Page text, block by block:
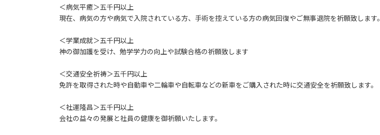
＜病気平癒＞五千円以上
現在、病気の方や病気で入院されている方、手術を控えている方の病気回復やご無事退院を祈願致します。
＜学業成就＞五千円以上
神の御加護を受け、勉学学力の向上や試験合格の祈願致します
＜交通安全祈祷＞五千円以上
免許を取得された時や自動車や二輪車や自転車などの新車をご購入された時に交通安全を祈願致します。
＜社運隆昌＞五千円以上
会社の益々の発展と社員の健康を御祈願いたします。